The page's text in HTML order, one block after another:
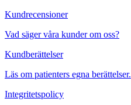
Kundrecensioner
Vad säger våra kunder om oss?
Kundberättelser
Läs om patienters egna berättelser.
Integritetspolicy